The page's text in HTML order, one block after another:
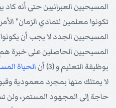
المسيحيين العبرانيين حتى أنه
المسيحيين الحاصلين على خبرة
بوظيفة التعليم و (3) أن
الحياة
لا يمتلك منها بمجرد معمودية
حاجة إلى المجهود المستمر، ولن